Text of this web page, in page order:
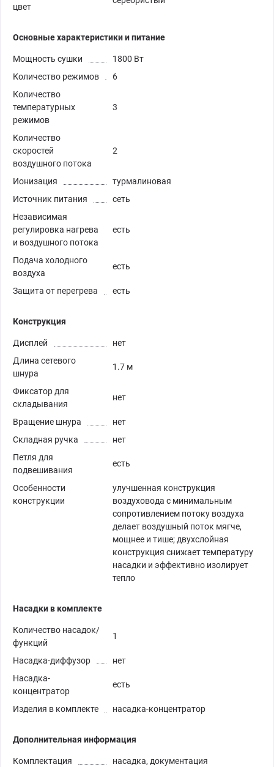
цвет
Основные характеристики и питание
Мощность сушки
1800 Вт
Количество режимов
6
Количество
температурных
режимов
3
Количество
скоростей
воздушного потока
2
Ионизация
турмалиновая
Источник питания
сеть
Независимая
регулировка нагрева
и воздушного потока
есть
Подача холодного
воздуха
есть
Защита от перегрева есть
Конструкция
Дисплей
нет
Длина сетевого
шнура
1.7 м
Фиксатор для
складывания
нет
Вращение шнура
нет
Складная ручка
нет
Петля для
подвешивания
есть
Особенности
конструкции
улучшенная конструкция
воздуховода с минимальным
сопротивлением потоку воздуха
делает воздушный поток мягче,
мощнее и тише; двухслойная
конструкция снижает температуру
насадки и эффективно изолирует
тепло
Насадки в комплекте
Количество насадок/
функций
1
Насадка-диффузор
нет
Насадка-
концентратор
есть
Изделия в комплекте насадка-концентратор
Дополнительная информация
Комплектация
насадка, документация